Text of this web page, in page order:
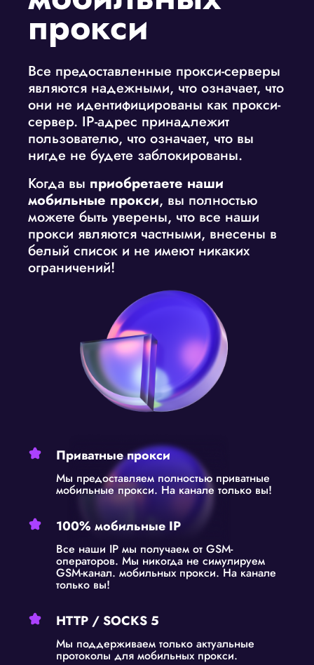
прокси
Все предоставленные прокси-серверы
являются надежными, что означает, что
они не идентифицированы как прокси-
сервер. IP-адрес принадлежит
пользователю, что означает, что вы
нигде не будете заблокированы.
Когда вы приобретаете наши
мобильные прокси, вы полностью
можете быть уверены, что все наши
прокси являются частными, внесены в
белый список и не имеют никаких
ограничений!
Приватные прокси
Мы предоставляем полностью приватные
мобильные прокси. На канале только вы!
100% мобильные IP
Все наши IP мы получаем от GSM-
операторов. Мы никогда не симулируем
GSM-канал. мобильных прокси. На канале
только вы!
HTTP / SOCKS 5
Мы поддерживаем только актуальные
протоколы для мобильных прокси.